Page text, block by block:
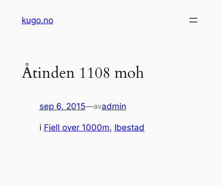
kugo.no
Åtinden 1108 moh
sep 6, 2015—avadmin
i Fjell over 1000m, Ibestad